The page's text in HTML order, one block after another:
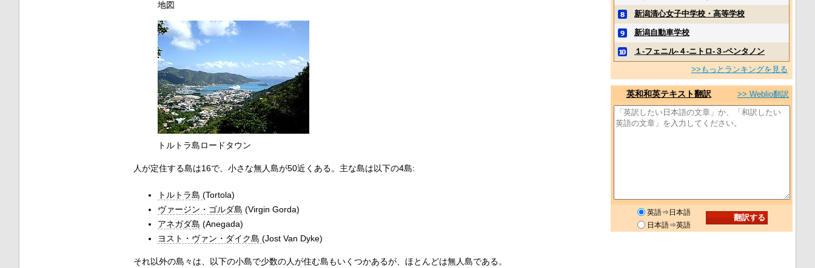
地図
トルトラ島ロードタウン
人が定住する島は16で、小さな無人島が50近くある。主な島は以下の4島:
トルトラ島 (Tortola)
ヴァージン・ゴルダ島 (Virgin Gorda)
アネガダ島 (Anegada)
ヨスト・ヴァン・ダイク島 (Jost Van Dyke)
それ以外の島々は、以下の小島で少数の人が住む島もいくつかあるが、ほとんどは無人島である。
新潟清心女子中学校・高等学校
新潟自動車学校
１‐フェニル‐４‐ニトロ‐３‐ペンタノン
>>もっとランキングを見る
英和和英テキスト翻訳 >> Weblio翻訳
英語⇒日本語
日本語⇒英語